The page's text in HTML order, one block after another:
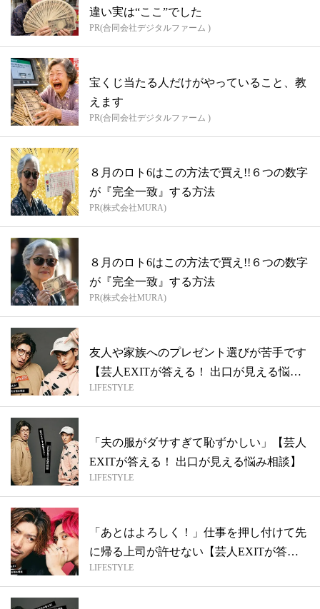
違い実は“ここ”でした
PR(合同会社デジタルファーム )
宝くじ当たる人だけがやっていること、教
えます
PR(合同会社デジタルファーム )
８月のロト6はこの方法で買え!!６つの数字
が『完全一致』する方法
PR(株式会社MURA)
８月のロト6はこの方法で買え!!６つの数字
が『完全一致』する方法
PR(株式会社MURA)
友人や家族へのプレゼント選びが苦手です
【芸人EXITが答える！ 出口が見える悩
み...
LIFESTYLE
「夫の服がダサすぎて恥ずかしい」【芸人
EXITが答える！ 出口が見える悩み相談】
LIFESTYLE
「あとはよろしく！」仕事を押し付けて先
に帰る上司が許せない【芸人EXITが答え
る...
LIFESTYLE